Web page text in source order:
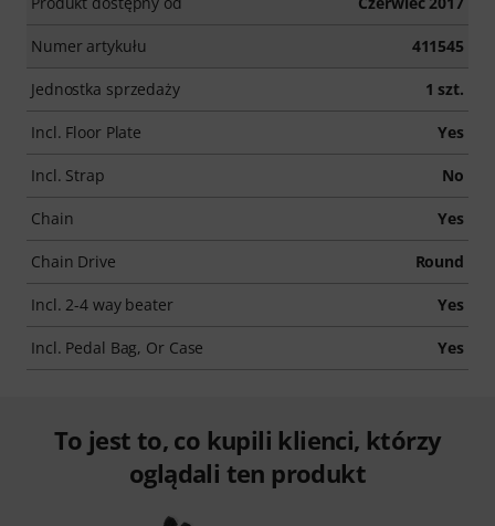
Numer artykułu 411545
Jednostka sprzedaży 1 szt.
Incl. Floor Plate Yes
Incl. Strap No
Chain Yes
Chain Drive Round
Incl. 2-4 way beater Yes
Incl. Pedal Bag, Or Case Yes
To jest to, co kupili klienci, którzy
oglądali ten produkt